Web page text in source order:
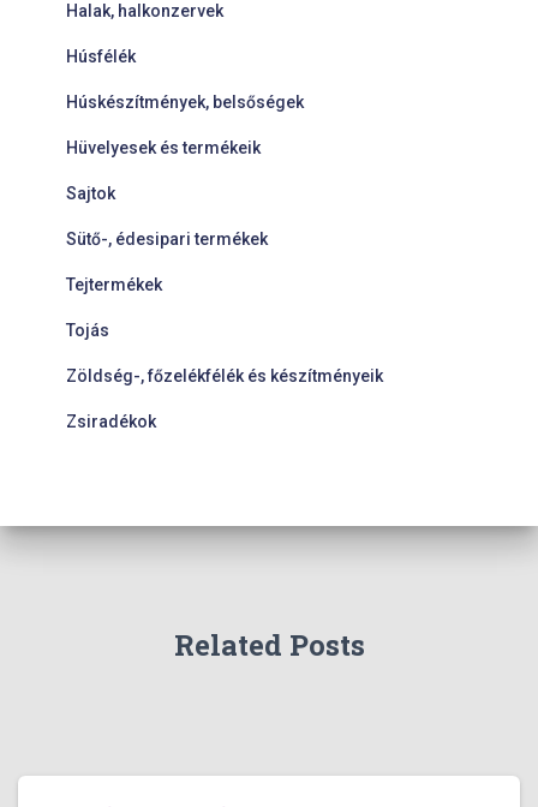
Halak, halkonzervek
Húsfélék
Húskészítmények, belsőségek
Hüvelyesek és termékeik
Sajtok
Sütő-, édesipari termékek
Tejtermékek
Tojás
Zöldség-, főzelékfélék és készítményeik
Zsiradékok
Related Posts